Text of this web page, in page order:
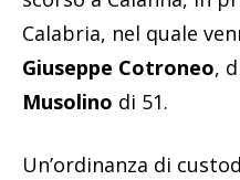
Calabria, nel quale
Giuseppe Cotroneo,
Musolino di 51.
Un’ordinanza di